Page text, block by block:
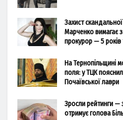
Захист
Марченко вимагає
прокурор — 5
На Тернопільщині
поля: у ТЦК
Почаївської лаври
Зросли рейтинги —
отримує голова